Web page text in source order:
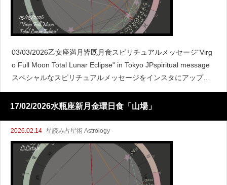
03/03/2026乙女座満月皆既月食スピリチュアルメッセージ"Virg
o Full Moon Total Lunar Eclipse" in Tokyo JPspiritual message
スペシャルなスピリチュアルメッセージをインスタにアップし
てますよ♪
17/02/2026水瓶座新月金環日食「山場」
2026.02.14 星読み占星術 Astrology